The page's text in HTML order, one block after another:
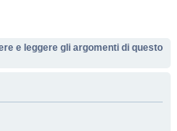
e leggere gli argomenti di questo